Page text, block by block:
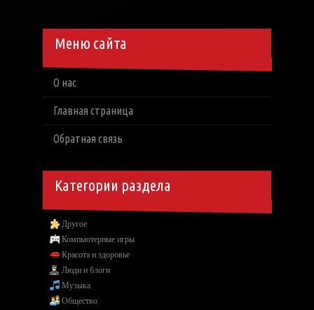
Меню сайта
О нас
Главная страница
Обратная связь
Категории раздела
Другое
Компьютерные игры
Красота и здоровье
Люди и блоги
Музыка
Общество